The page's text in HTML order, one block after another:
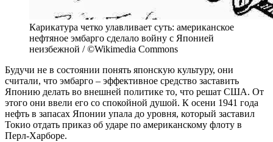
Карикатура четко улавливает суть: американское
нефтяное эмбарго сделало войну с Японией
неизбежной / ©Wikimedia Commons
Будучи не в состоянии понять японскую культуру, они
считали, что эмбарго – эффективное средство заставить
Японию делать во внешней политике то, что решат США. От
этого они ввели его со спокойной душой. К осени 1941 года
нефть в запасах Японии упала до уровня, который заставил
Токио отдать приказ об ударе по американскому флоту в
Перл-Харборе.